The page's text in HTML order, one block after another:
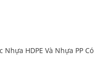
HDPE Và Nhựa PP Có